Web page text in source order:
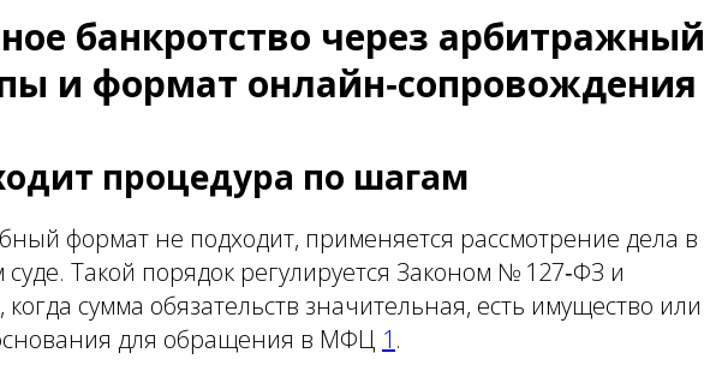
банкротство через арбитражный
и формат онлайн‑сопровождения
процедура по шагам
формат не подходит, применяется рассмотрение дела в
Такой порядок регулируется Законом № 127‑ФЗ и
когда сумма обязательств значительная, есть имущество или
для обращения в МФЦ 1 .